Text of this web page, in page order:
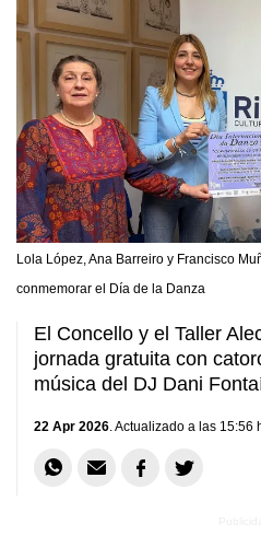
Lola López, Ana Barreiro y Francisco
conmemorar el Día de la Danza
El Concello y el Taller
jornada gratuita con
música del DJ Dani
22 Apr 2026 . Actualizado a las 15:56